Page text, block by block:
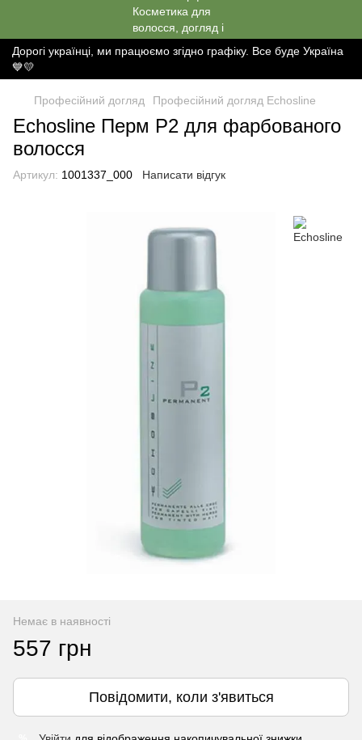
Дорогі українці, ми працюємо згідно графіку. Все буде Україна
💙💛
Професійний догляд Професійний догляд Echosline
Echosline Перм P2 для фарбованого
волосся
Артикул: 1001337_000 Написати відгук
Немає в наявності
557 грн
Повідомити, коли з'явиться